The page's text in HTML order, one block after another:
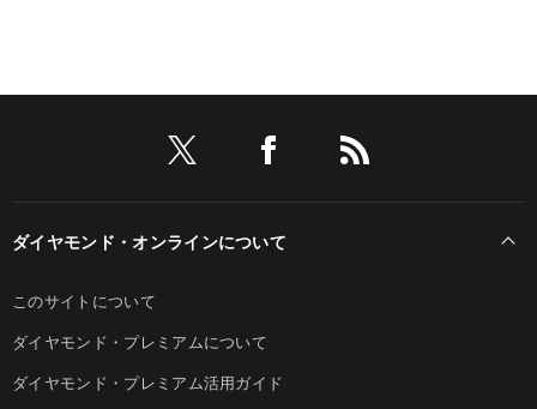
ダイヤモンド・オンラインについて
このサイトについて
ダイヤモンド・プレミアムについて
ダイヤモンド・プレミアム活用ガイド